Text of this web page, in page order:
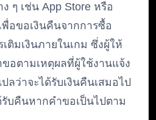
ๆ เช่น App Store หรือ
พื่อขอเงินคืนจากการซื้อ
ติมเงินภายในเกม ซึ่งผู้ให้
อตามเหตุผลที่ผู้ใช้งานแจ้ง
ลว่าจะได้รับเงินคืนเสมอไป
บคืนหากคำขอเป็นไปตาม